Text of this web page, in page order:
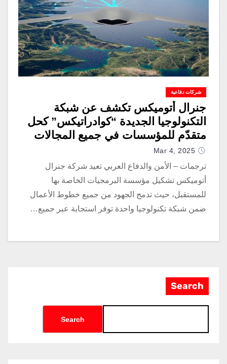
شركات دفاعية
جنرال أتوميكس تكشف عن شبكة
التكنولوجيا الجديدة “كوادراتيكس” كحل
متقدّم للمؤسسات في جميع المجالات
Mar 4, 2025
ترجمات – الأمن والدفاع العربي تعيد شركة جنرال
أتوميكس تشكيل مؤسسة البرمجيات الخاصة بها
للمستقبل، حيث تدمج الجهود من جميع خطوط الأعمال
ضمن شبكة تكنولوجيا واحدة توفر استجابة عبر جميع…
Search
Search